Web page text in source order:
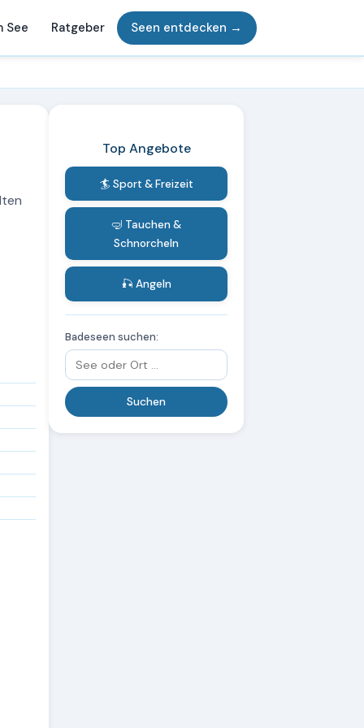
See Ratgeber Seen entdecken →
Top Angebote
🏄 Sport & Freizeit
🤿 Tauchen &
Schnorcheln
🎣 Angeln
Badeseen suchen: